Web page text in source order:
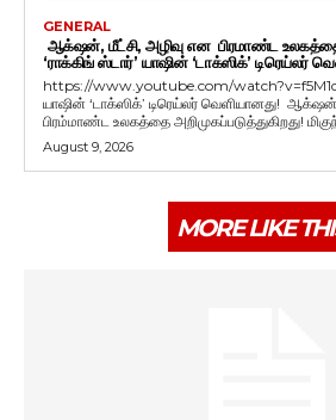
GENERAL
ஆக்‌ஷன், மீட்சி, அழிவு என பிரமாண்ட உலகத்தை
‘ராக்கிங் ஸ்டார்’ யாஷின் ‘டாக்ஸிக்’ டிரெய்லர்
https://www.youtube.com/
யாஷின் ‘டாக்ஸிக்’ டிரெய்லர் வெளியானது!
பிரம்மாண்ட
August 9, 2026
MORE LIKE